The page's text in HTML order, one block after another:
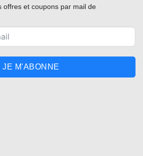
offres et coupons par mail de
JE M'ABONNE